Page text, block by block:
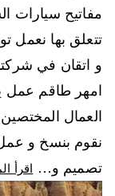
مفاتيح سيارات
تتعلق بها نعمل
و اتقان في
امهر طاقم عمل
العمال
نقوم بنسخ و عمل
تصميم و…
اقرأ